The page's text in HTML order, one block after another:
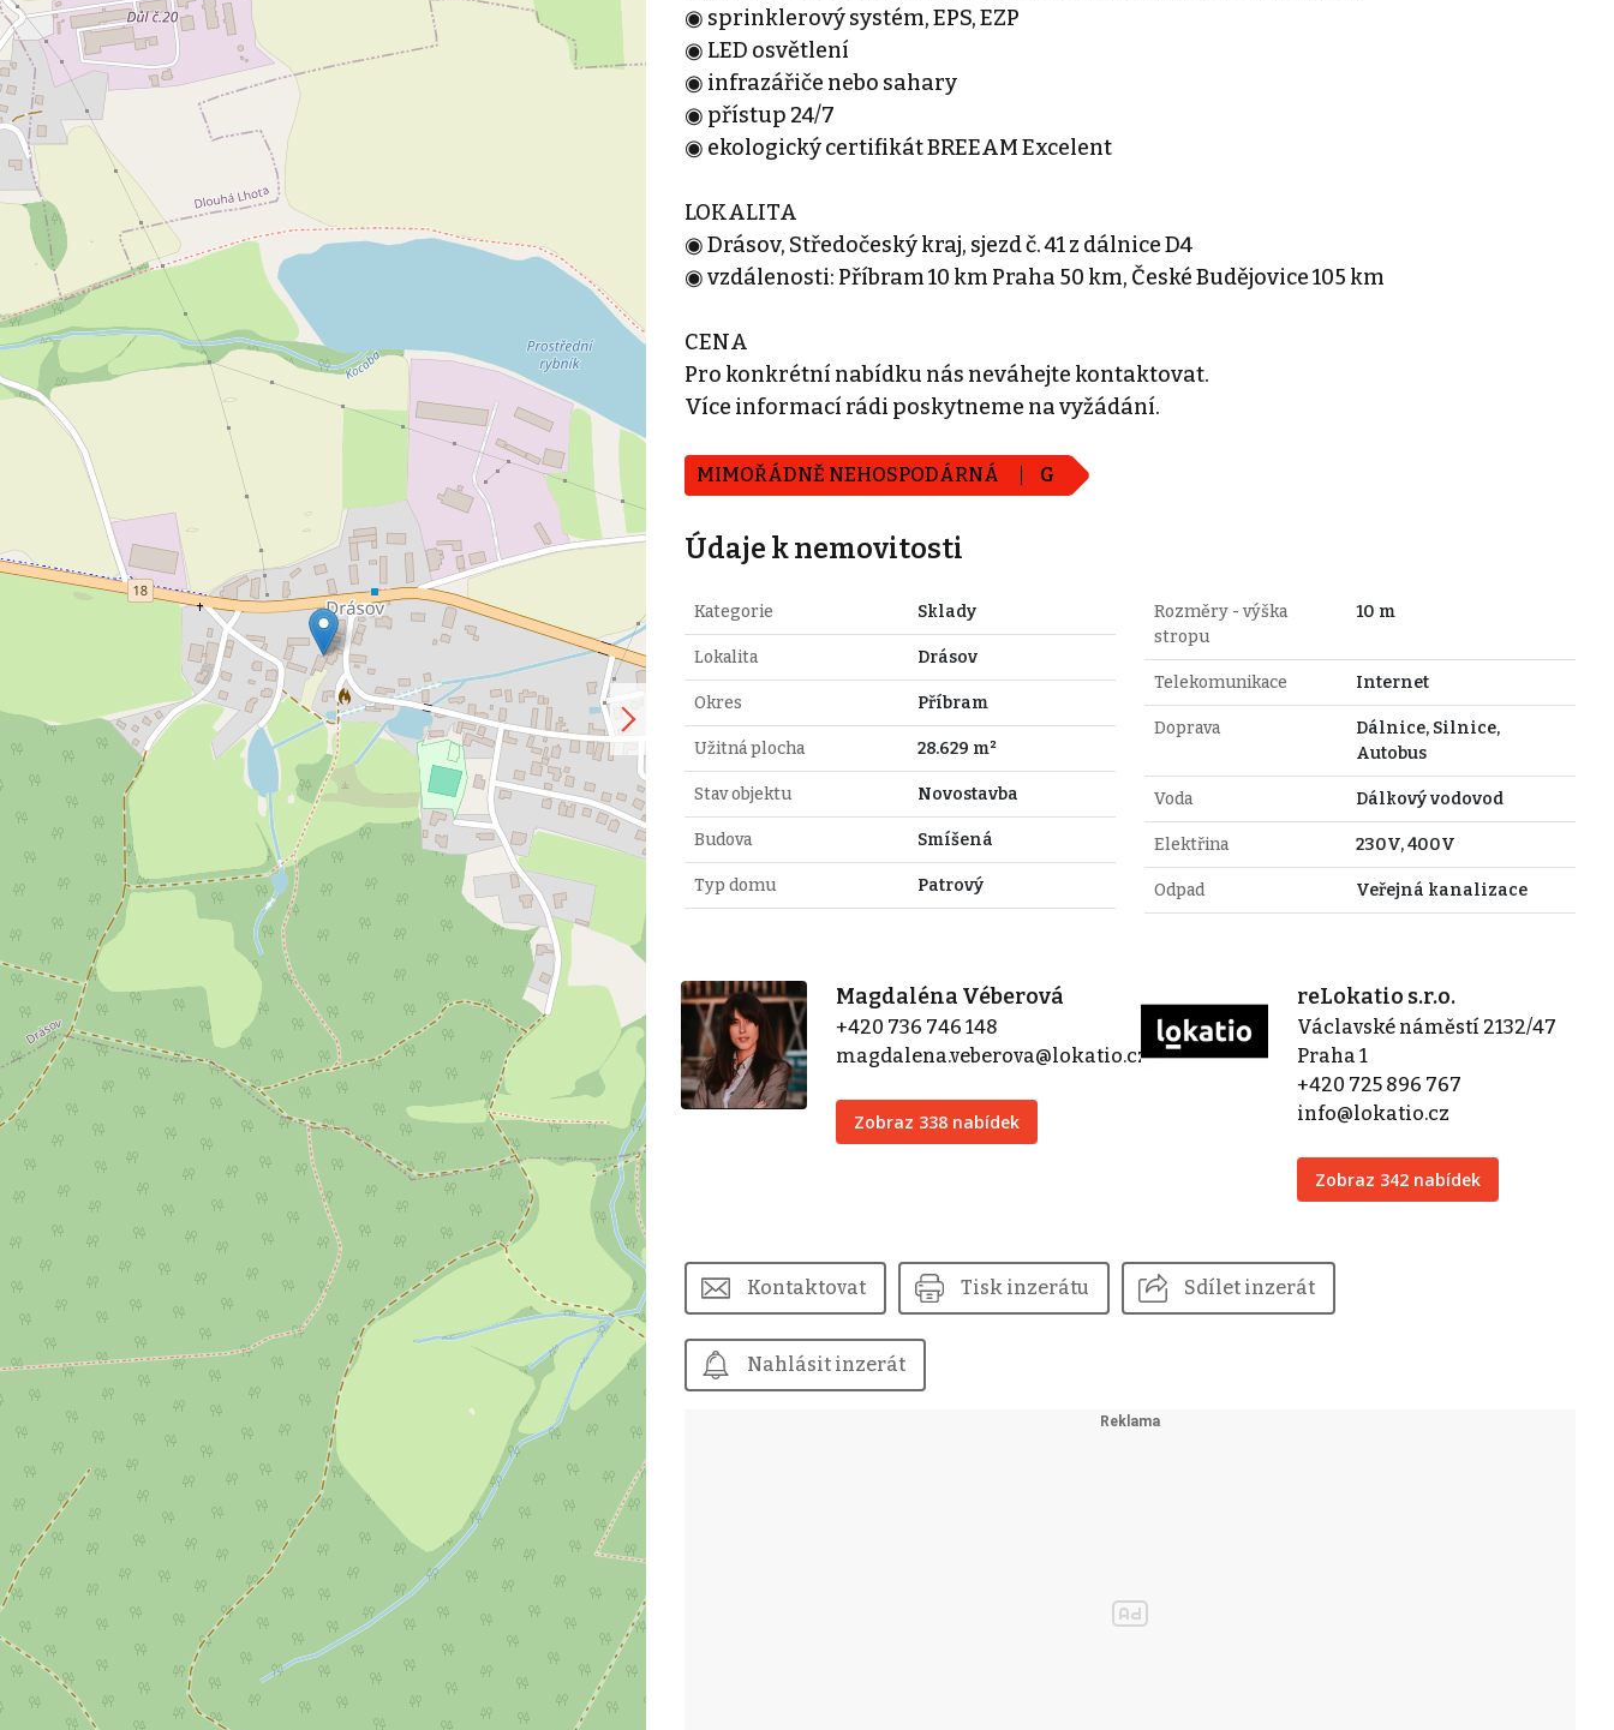
◉ sprinklerový systém, EPS, EZP
◉ LED osvětlení
◉ infrazářiče nebo sahary
◉ přístup 24/7
◉ ekologický certifikát BREEAM Excelent
LOKALITA
◉ Drásov, Středočeský kraj, sjezd č. 41 z dálnice D4
◉ vzdálenosti: Příbram 10 km Praha 50 km, České Budějovice 105 km
CENA
Pro konkrétní nabídku nás neváhejte kontaktovat.
Více informací rádi poskytneme na vyžádání.
MIMOŘÁDNĚ NEHOSPODÁRNÁ G
Údaje k nemovitosti
Kategorie Sklady
Lokalita Drásov
Okres Příbram
Užitná plocha 28.629 m²
Stav objektu Novostavba
Budova Smíšená
Typ domu Patrový
Rozměry - výška
stropu
10 m
Telekomunikace Internet
Doprava
Dálnice, Silnice,
Autobus
Voda Dálkový vodovod
Elektřina 230V, 400V
Odpad Veřejná kanalizace
Magdaléna Véberová
+420 736 746 148
magdalena.veberova@lokatio.cz
Zobraz 338 nabídek
reLokatio s.r.o.
Václavské náměstí 2132/47
Praha 1
+420 725 896 767
info@lokatio.cz
Zobraz 342 nabídek
Kontaktovat Tisk inzerátu Sdílet inzerát
Nahlásit inzerát